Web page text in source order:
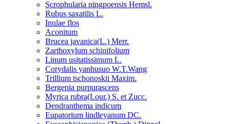
Scrophularia ningpoensis Hemsl.
Rubus saxatilis L.
Inulae flos
Aconitum
Brucea javanica(L.) Merr.
Zarthoxylum schinifolium
Linum usitatissimum L.
Corydalis yanhusuo W.T.Wang
Trillium tschonoskii Maxim.
Bergenia purpurascens
Myrica rubra(Lour.) S. et Zucc.
Dendranthema indicum
Eupatorium lindleyanum DC.